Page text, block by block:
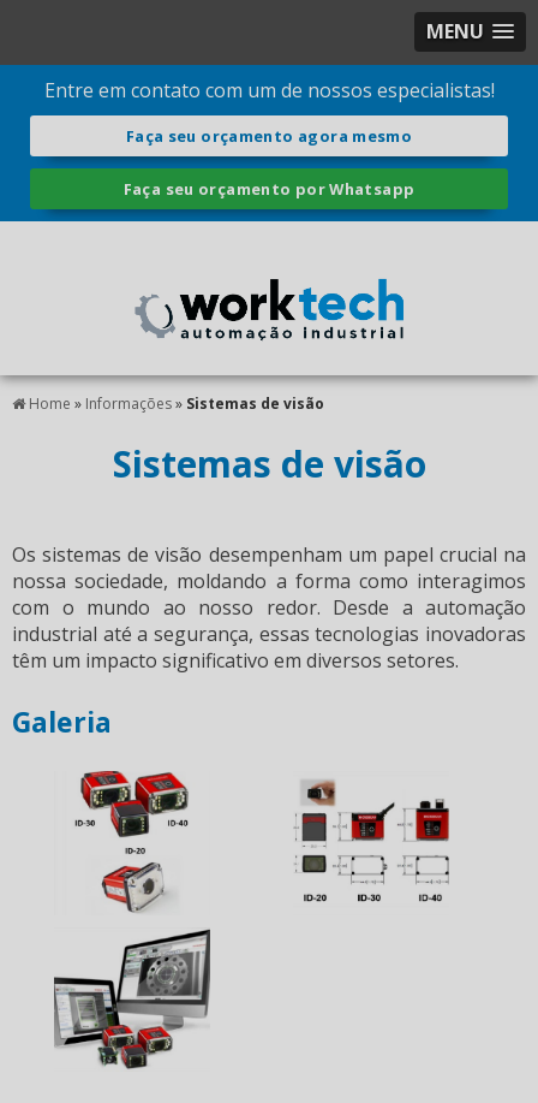
MENU
Entre em contato com um de nossos especialistas!
Faça seu orçamento agora mesmo
Faça seu orçamento por Whatsapp
Home » Informações» Sistemas de visão
Sistemas de visão
Ossistemas de visão desempenham um papel crucial na
nossa sociedade, moldando a forma como interagimos
com o mundo ao nosso redor. Desde a automação
industrial até a segurança, essas tecnologias inovadoras
têm um impacto significativo em diversos setores.
Galeria